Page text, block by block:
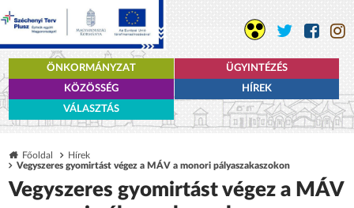
ÖNKORMÁNYZAT
ÜGYINTÉZÉS
KÖZÖSSÉG
HÍREK
VÁLASZTÁS
Főoldal
Hírek
Vegyszeres gyomirtást végez a MÁV a monori pályaszakaszokon
Vegyszeres gyomirtást végez a MÁV